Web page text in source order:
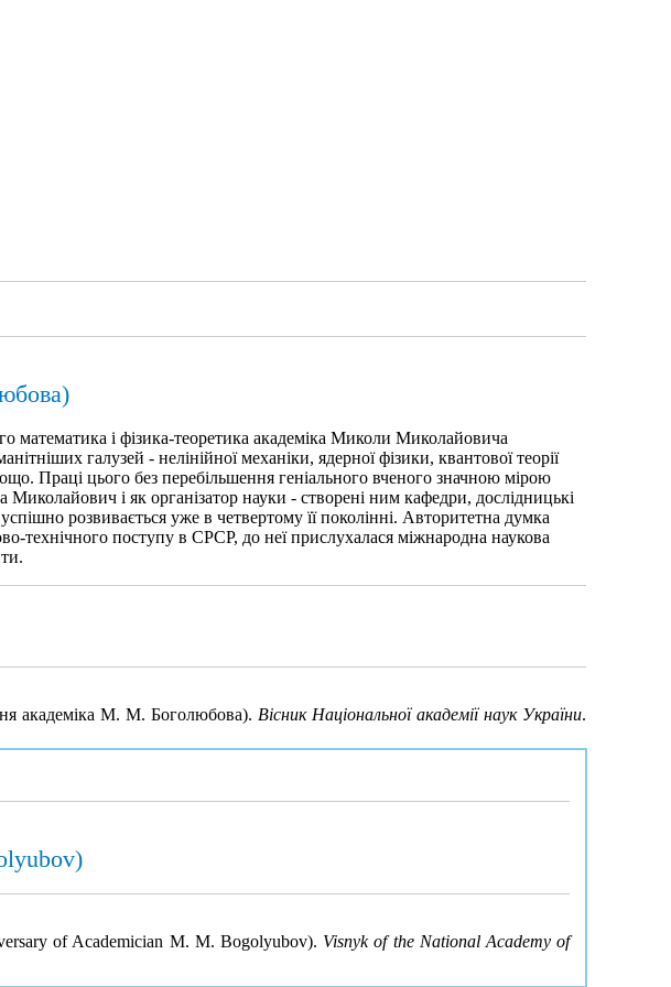
математика і фізика-теоретика академіка Миколи Миколайовича
галузей - нелінійної механіки, ядерної фізики, квантової теорії
Праці цього без перебільшення геніального вченого значною мірою
і як організатор науки - створені ним кафедри, дослідницькі
розвивається уже в четвертому її поколінні. Авторитетна думка
технічного поступу в СРСР, до неї прислухалася міжнародна наукова
академіка М. М. Боголюбова). Вісник Національної академії наук України.
of Academician M. M. Bogolyubov). Visnyk of the National Academy of